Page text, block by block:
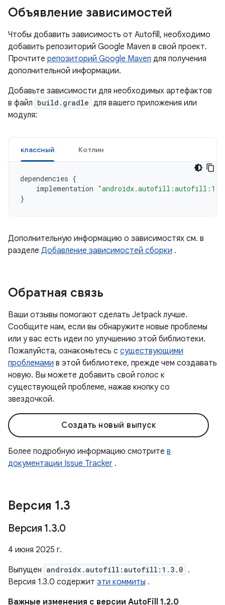
Объявление зависимостей
Чтобы добавить зависимость от Autofill, необходимо
добавить репозиторий Google Maven в свой проект.
Прочтите репозиторий Google Maven для получения
дополнительной информации.
Добавьте зависимости для необходимых артефактов
в файл build.gradle для вашего приложения или
модуля:
классный Котлин
dependencies {
implementation
}
Дополнительную информацию о зависимостях см. в
разделе Добавление зависимостей сборки .
Обратная связь
Ваши отзывы помогают сделать Jetpack лучше.
Сообщите нам, если вы обнаружите новые проблемы
или у вас есть идеи по улучшению этой библиотеки.
Пожалуйста, ознакомьтесь с существующими
проблемами в этой библиотеке, прежде чем создавать
новую. Вы можете добавить свой голос к
существующей проблеме, нажав кнопку со
звездочкой.
Создать новый выпуск
Более подробную информацию смотрите в
документации Issue Tracker .
Версия 1.3
Версия 1.3.0
4 июня 2025 г.
Выпущен androidx.autofill:autofill:1.3.0 .
Версия 1.3.0 содержит эти коммиты .
Важные изменения с версии AutoFill 1.2.0